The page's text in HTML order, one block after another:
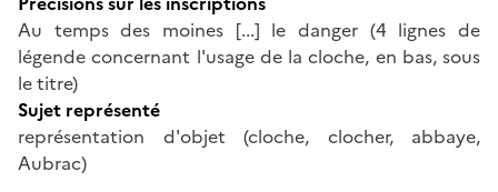
Au temps des moines [...] le danger (4 lignes de
légende concernant l'usage de la cloche, en bas, sous
le titre)
Sujet représenté
représentation d'objet (cloche, clocher, abbaye,
Aubrac)